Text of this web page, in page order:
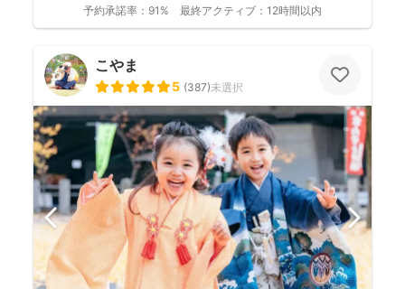
予約承諾率： 91% 最終アクティブ： 12時間以内
こやま
5 (387)未選択